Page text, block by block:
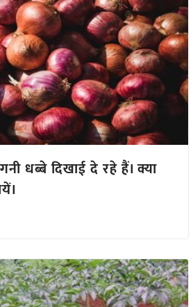
धब्बे दिखाई दे रहे हैं। क्या